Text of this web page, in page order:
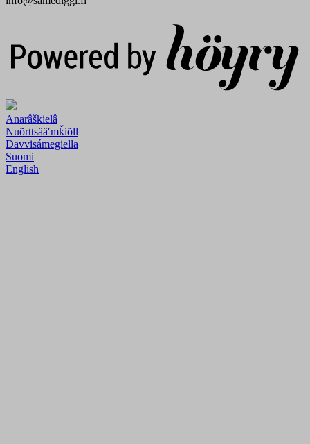
Anarâškielâ
Nuõrttsääʹmǩiõll
Davvisámegiella
Suomi
English